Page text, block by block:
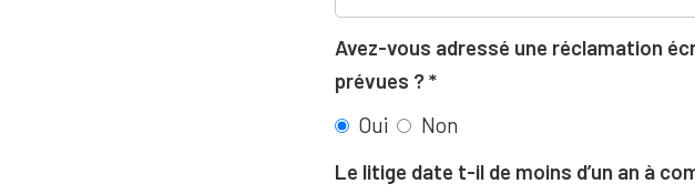
Avez-vous adressé une réclamation
prévues ?
Oui
Non
Le litige date t-il de moins d’un an à